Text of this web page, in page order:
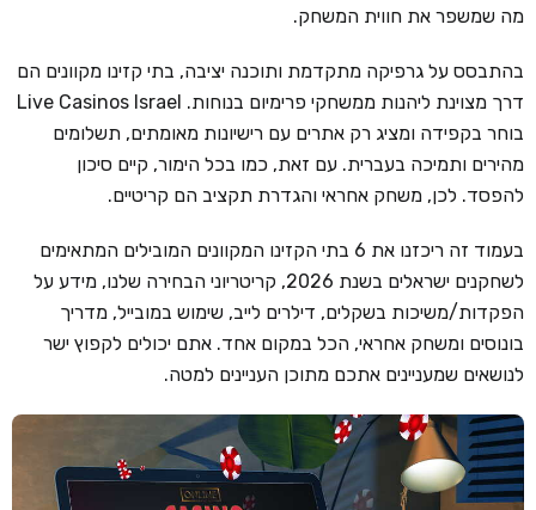
מה שמשפר את חווית המשחק.
בהתבסס על גרפיקה מתקדמת ותוכנה יציבה, בתי קזינו מקוונים הם
דרך מצוינת ליהנות ממשחקי פרימיום בנוחות. Live Casinos Israel
בוחר בקפידה ומציג רק אתרים עם רישיונות מאומתים, תשלומים
מהירים ותמיכה בעברית. עם זאת, כמו בכל הימור, קיים סיכון
להפסד. לכן, משחק אחראי והגדרת תקציב הם קריטיים.
בעמוד זה ריכזנו את 6 בתי הקזינו המקוונים המובילים המתאימים
לשחקנים ישראלים בשנת 2026, קריטריוני הבחירה שלנו, מידע על
הפקדות/משיכות בשקלים, דילרים לייב, שימוש במובייל, מדריך
בונוסים ומשחק אחראי, הכל במקום אחד. אתם יכולים לקפוץ ישר
לנושאים שמעניינים אתכם מתוכן העניינים למטה.